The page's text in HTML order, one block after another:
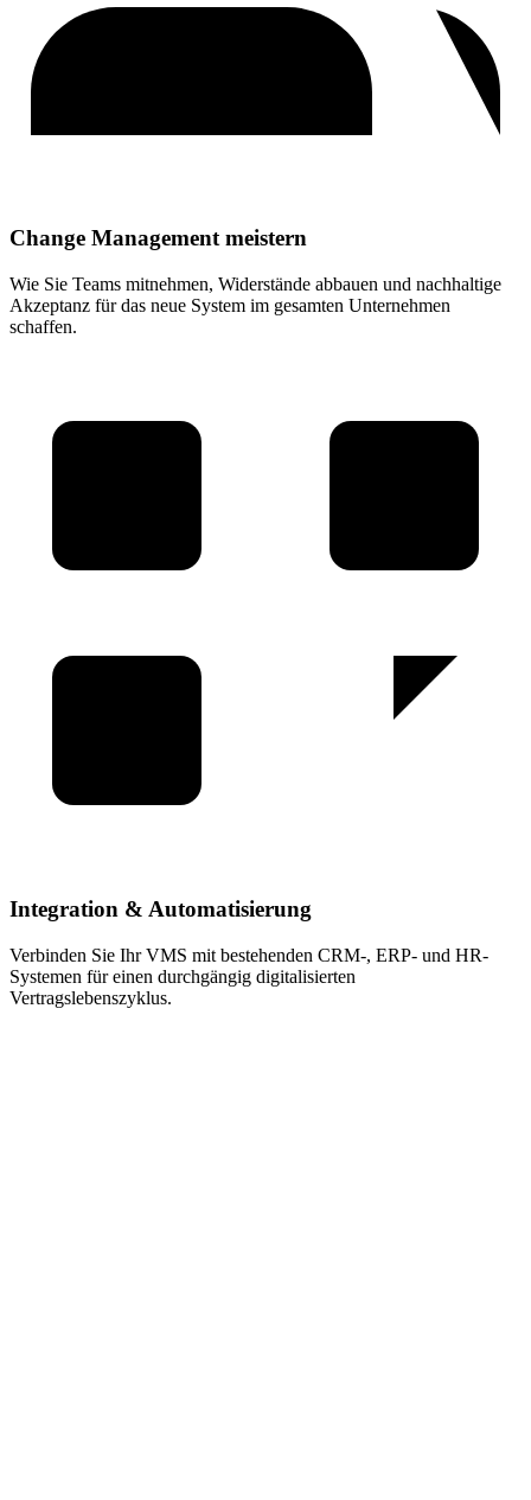
Change Management meistern
Wie Sie Teams mitnehmen, Widerstände abbauen und nachhaltige
Akzeptanz für das neue System im gesamten Unternehmen
schaffen.
Integration & Automatisierung
Verbinden Sie Ihr VMS mit bestehenden CRM-, ERP- und HR-
Systemen für einen durchgängig digitalisierten
Vertragslebenszyklus.